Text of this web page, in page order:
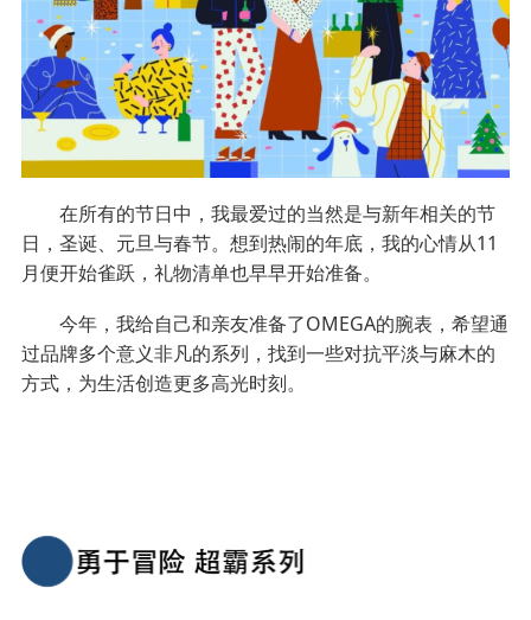
在所有的节日中，我最爱过的当然是与新年相关的节
日，圣诞、元旦与春节。想到热闹的年底，我的心情从11
月便开始雀跃，礼物清单也早早开始准备。
今年，我给自己和亲友准备了OMEGA的腕表，希望通
过品牌多个意义非凡的系列，找到一些对抗平淡与麻木的
方式，为生活创造更多高光时刻。